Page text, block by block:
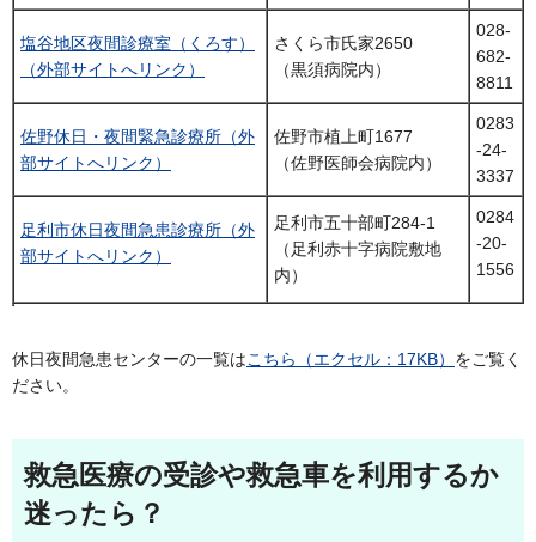
塩谷地区夜間診療室（くろす）
（外部サイトへリンク）
さくら市氏家2650
（黒須病院内）
028-
682-
8811
佐野休日・夜間緊急診療所（外
部サイトへリンク）
佐野市植上町1677
（佐野医師会病院内）
0283
-24-
3337
足利市休日夜間急患診療所（外
部サイトへリンク）
足利市五十部町284-1
（足利赤十字病院敷地
内）
0284
-20-
1556
休日夜間急患センターの一覧はこちら（エクセル：17KB） をご覧く
ださい。
救急医療の受診や救急車を利用するか
迷ったら？